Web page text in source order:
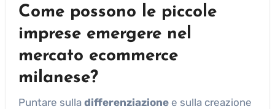
Come possono le piccole
imprese emergere nel
mercato ecommerce
milanese?
Puntare sulla differenziazionee sulla creazione